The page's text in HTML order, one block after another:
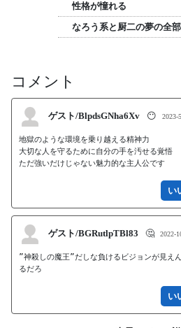
性格が憧れる
なろう系と厨二の夢の全
コメント
ゲスト/BlpdsGNha6Xv 😶 2023-
地獄のような環境を乗り越える精神力
大切な人を守るために自分の手を汚せる覚悟
ただ強いだけじゃない魅力的な主人公です
い
ゲスト/BGRutlpTBl83 🤔 2022-
”神殺しの魔王”だしな負けるビジョンが見え
るだろ
い